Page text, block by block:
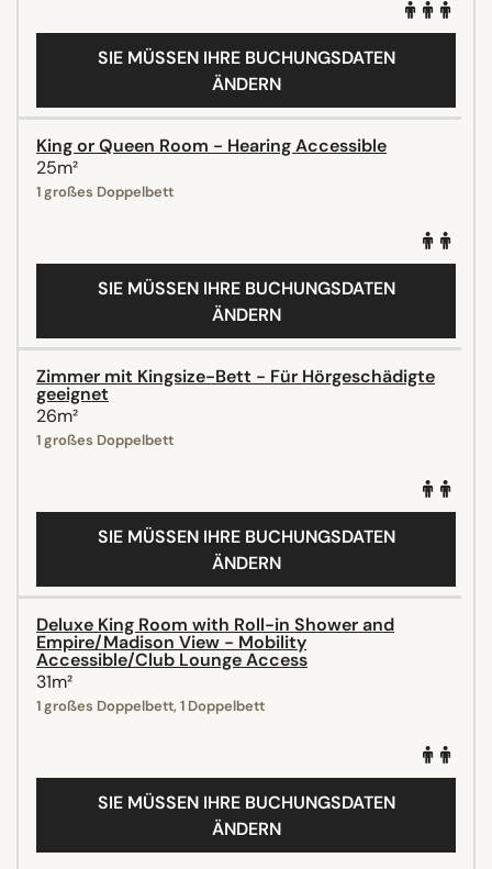
SIE MÜSSEN IHRE BUCHUNGSDATEN
ÄNDERN
King or Queen Room - Hearing Accessible
25m²
1 großes Doppelbett
SIE MÜSSEN IHRE BUCHUNGSDATEN
ÄNDERN
Zimmer mit Kingsize-Bett - Für Hörgeschädigte
geeignet
26m²
1 großes Doppelbett
SIE MÜSSEN IHRE BUCHUNGSDATEN
ÄNDERN
Deluxe King Room with Roll-in Shower and
Empire/Madison View - Mobility
Accessible/Club Lounge Access
31m²
1 großes Doppelbett, 1 Doppelbett
SIE MÜSSEN IHRE BUCHUNGSDATEN
ÄNDERN